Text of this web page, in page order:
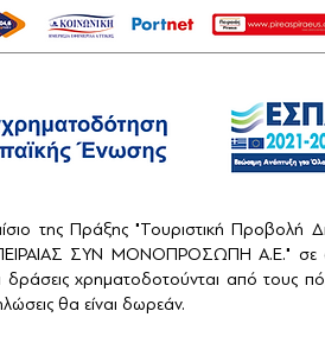
της Πράξης "Τουριστική
ΣΥΝ ΜΟΝΟΠΡΟΣΩΠΗ Α.Ε." σε
χρηματοδοτούνται από τους
θα είναι δωρεάν.